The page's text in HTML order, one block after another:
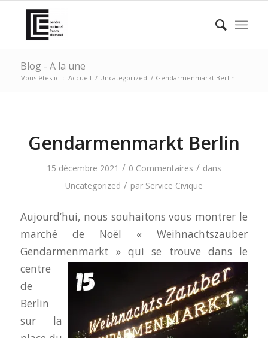
Blog - A la une
Vous êtes ici : Accueil / Uncategorized / Gendarmenmarkt Berlin
Gendarmenmarkt Berlin
15 décembre 2021 / 0 Commentaires / dans
Uncategorized / par Service Civique
Aujourd’hui, nous souhaitons vous montrer le
marché de Noël « Weihnachtszauber
Gendarmenmarkt » qui se trouve dans le
centre
de
Berlin
sur la